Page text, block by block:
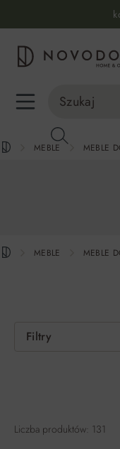
MEBLE MEBLE
MEBLE MEBLE
Filtry
Liczba produktów: 131